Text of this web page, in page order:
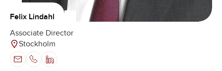
Felix Lindahl
Associate Director
Stockholm